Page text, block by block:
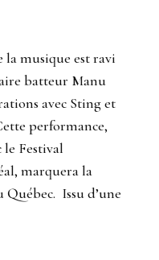
la musique est ravi
batteur Manu
avec Sting et
performance,
le Festival
marquera la
Issu d’une